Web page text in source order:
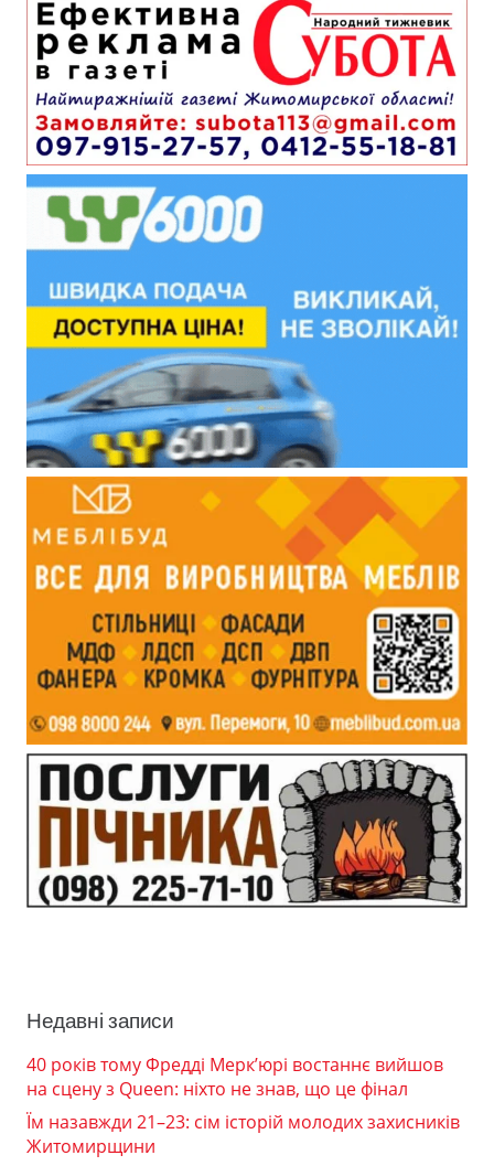
Недавні записи
40 років тому Фредді Мерк’юрі востаннє вийшов
на сцену з Queen: ніхто не знав, що це фінал
Їм назавжди 21–23: сім історій молодих захисників
Житомирщини